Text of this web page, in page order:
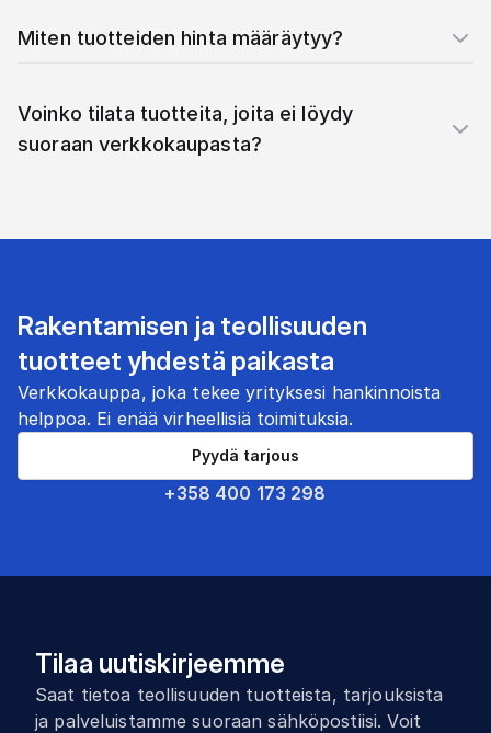
Miten tuotteiden hinta määräytyy?
Voinko tilata tuotteita, joita ei löydy
suoraan verkkokaupasta?
Rakentamisen ja teollisuuden
tuotteet yhdestä paikasta
Verkkokauppa, joka tekee yrityksesi hankinnoista
helppoa. Ei enää virheellisiä toimituksia.
+358 400 173 298
Pyydä tarjous
Tilaa uutiskirjeemme
Saat tietoa teollisuuden tuotteista, tarjouksista
ja palveluistamme suoraan sähköpostiisi. Voit